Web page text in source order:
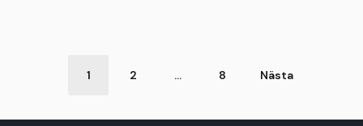
Postklassificering
1 2 … 8 Nästa